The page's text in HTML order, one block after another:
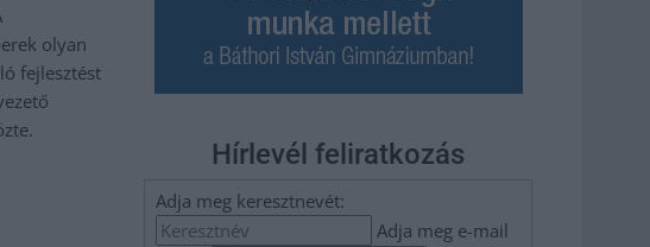
olyan
fejlesztést
Hírlevél feliratkozás
Adja meg keresztnevét:
Adja meg e-mail